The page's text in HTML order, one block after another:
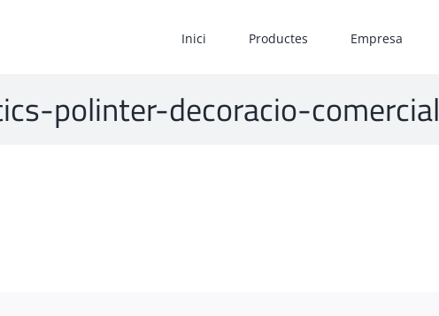
Inici Productes Empresa
polinter-decoracio-comercial